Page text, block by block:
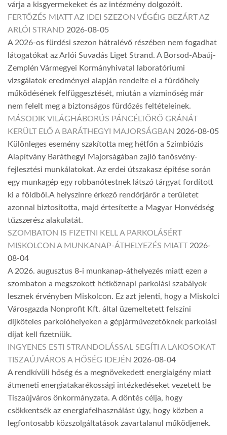
várja a kisgyermekeket és az intézmény dolgozóit.
FERTŐZÉS MIATT AZ IDEI SZEZON VÉGÉIG BEZÁRT AZ
ARLÓI STRAND 2026-08-05
A 2026-os fürdési szezon hátralévő részében nem fogadhat
látogatókat az Arlói Suvadás Liget Strand. A Borsod-Abaúj-
Zemplén Vármegyei Kormányhivatal laboratóriumi
vizsgálatok eredményei alapján rendelte el a fürdőhely
működésének felfüggesztését, miután a vízminőség már
nem felelt meg a biztonságos fürdőzés feltételeinek.
MÁSODIK VILÁGHÁBORÚS PÁNCÉLTÖRŐ GRÁNÁT
KERÜLT ELŐ A BARÁTHEGYI MAJORSÁGBAN 2026-08-05
Különleges esemény szakította meg hétfőn a Szimbiózis
Alapítvány Baráthegyi Majorságában zajló tanösvény-
fejlesztési munkálatokat. Az erdei útszakasz építése során
egy munkagép egy robbanótestnek látszó tárgyat fordított
ki a földből.A helyszínre érkező rendőrjárőr a területet
azonnal biztosította, majd értesítette a Magyar Honvédség
tűzszerész alakulatát.
SZOMBATON IS FIZETNI KELL A PARKOLÁSÉRT
MISKOLCON A MUNKANAP-ÁTHELYEZÉS MIATT 2026-
08-04
A 2026. augusztus 8-i munkanap-áthelyezés miatt ezen a
szombaton a megszokott hétköznapi parkolási szabályok
lesznek érvényben Miskolcon. Ez azt jelenti, hogy a Miskolci
Városgazda Nonprofit Kft. által üzemeltetett felszíni
díjköteles parkolóhelyeken a gépjárművezetőknek parkolási
díjat kell fizetniük.
INGYENES ESTI STRANDOLÁSSAL SEGÍTI A LAKOSOKAT
TISZAÚJVÁROS A HŐSÉG IDEJÉN 2026-08-04
A rendkívüli hőség és a megnövekedett energiaigény miatt
átmeneti energiatakarékossági intézkedéseket vezetett be
Tiszaújváros önkormányzata. A döntés célja, hogy
csökkentsék az energiafelhasználást úgy, hogy közben a
legfontosabb közszolgáltatások zavartalanul működjenek.